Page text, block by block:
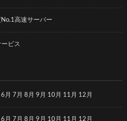
No.1高速サーバー
ービス
6月 7月 8月 9月 10月 11月 12月
6月 7月 8月 9月 10月 11月 12月